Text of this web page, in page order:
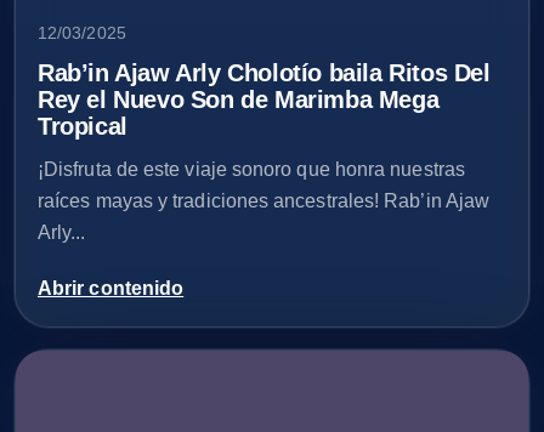
12/03/2025
Rab’in Ajaw Arly Cholotío baila Ritos Del
Rey el Nuevo Son de Marimba Mega
Tropical
¡Disfruta de este viaje sonoro que honra nuestras
raíces mayas y tradiciones ancestrales! Rab’in Ajaw
Arly...
Abrir contenido